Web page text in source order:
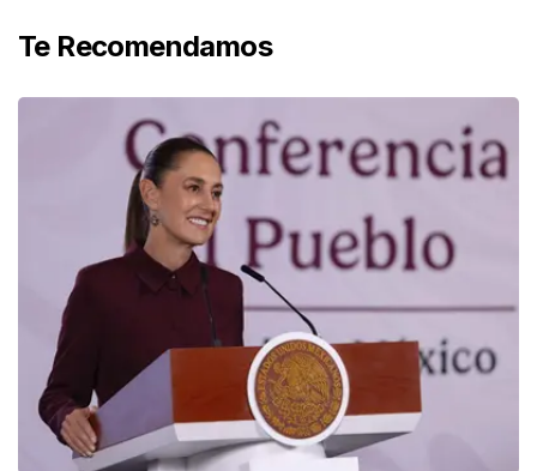
Te Recomendamos